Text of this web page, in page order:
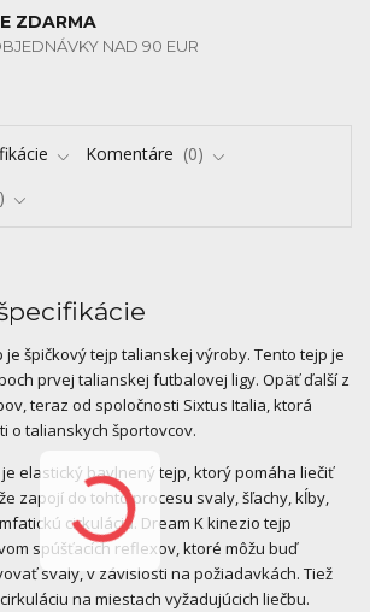
ZDARMA
NAD 90 EUR
Komentáre
0
je špičkový tejp talianskej výroby. Tento tejp je
prvej talianskej futbalovej ligy. Opäť ďalší z
teraz od spoločnosti Sixtus Italia, ktorá
o talianskych športovcov.
elastický bavlnený tejp, ktorý pomáha liečiť
zapojí do tohto procesu svaly, šľachy, kĺby,
cirkuláciu. Dream K kinezio tejp
spúšťacích reflexov, ktoré môžu buď
svaly, v závislosti na požiadavkách. Tiež
na miestach vyžadujúcich liečbu.